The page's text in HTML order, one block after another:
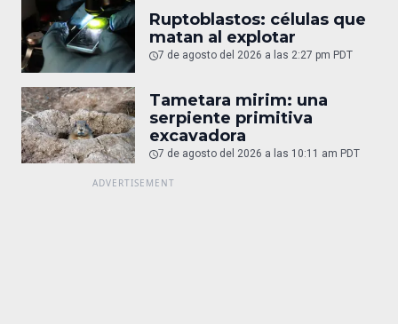
Ruptoblastos: células que
matan al explotar
7 de agosto del 2026 a las 2:27 pm PDT
Tametara mirim: una
serpiente primitiva
excavadora
7 de agosto del 2026 a las 10:11 am PDT